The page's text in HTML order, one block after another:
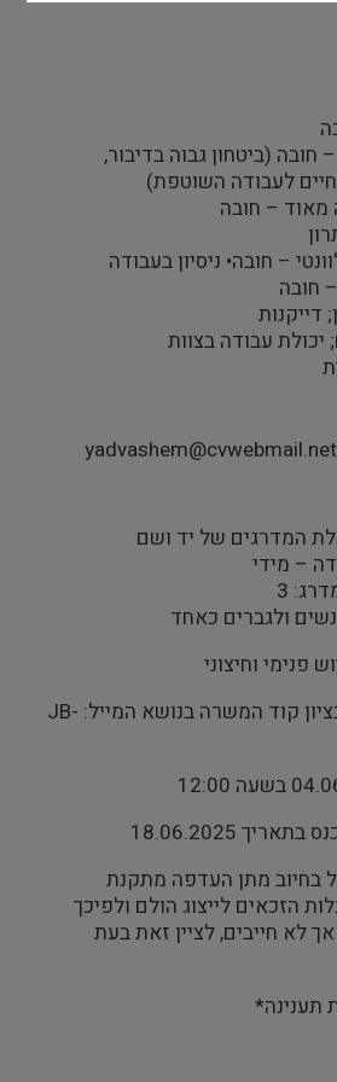
חובה (ביטחון גבוה בדיבור,
לעבודה השוטפת)
מאוד – חובה
– חובה• ניסיון בעבודה
חובה
דייקנות
יכולת עבודה בצוות
yadvashem@cvwebmail.net
המדרגים של יד ושם
– מידי
3
ולגברים כאחד
וחיצוני
הגשת קורות חיים בציון קוד המשרה בנושא המייל: JB-
18.06.2025
בחיוב מתן העדפה מתקנת
הזכאים לייצוג הולם ולפיכך
לא חייבים, לציין זאת בעת
תענינה*